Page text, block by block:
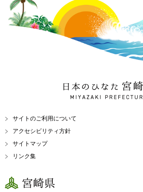
日本のひなた 宮崎県
MIYAZAKI PREFECTURE
サイトのご利用について
アクセシビリティ方針
サイトマップ
リンク集
宮崎県